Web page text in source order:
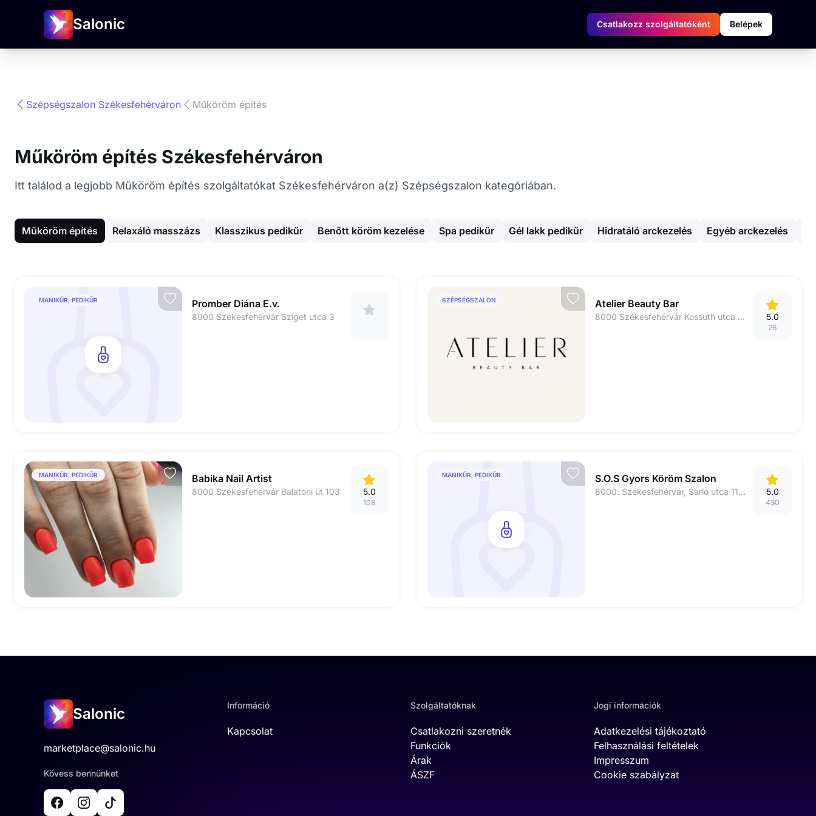
Salonic Csatlakozz szolgáltatóként Belépek
Szépségszalon Székesfehérváron Műköröm építés
Műköröm építés Székesfehérváron
Itt találod a legjobb Műköröm építés szolgáltatókat Székesfehérváron a(z) Szépségszalon kategóriában.
Műköröm építés Relaxáló masszázs Klasszikus pedikűr Benőtt köröm kezelése Spa pedikűr Gél lakk pedikűr Hidratáló arckezelés Egyéb arckezelés
MANIKŰR, PEDIKŰR Promber Diána E.v.
8000 Székesfehérvár Sziget utca 3
SZÉPSÉGSZALON Atelier Beauty Bar
8000 Székesfehérvár Kossuth utca 13. 5.0
26
MANIKŰR, PEDIKŰR Babika Nail Artist
8000 Székesfehérvár Balatoni út 103 5.0
108
MANIKŰR, PEDIKŰR S.O.S Gyors Köröm Szalon
8000. Székesfehérvár, Sarló utca 11/D 5.0
430
Salonic
marketplace@salonic.hu
Kövess bennünket
Információ
Kapcsolat
Szolgáltatóknak
Csatlakozni szeretnék
Funkciók
Árak
ÁSZF
Jogi információk
Adatkezelési tájékoztató
Felhasználási feltételek
Impresszum
Cookie szabályzat